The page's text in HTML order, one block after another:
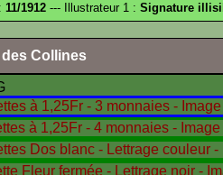
11/1912 --- Illustrateur 1 : Signature
Collines